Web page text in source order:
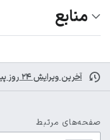
منابع
آخرین ویرایش ۲۴ روز پیش
صفحه‌های مرتبط